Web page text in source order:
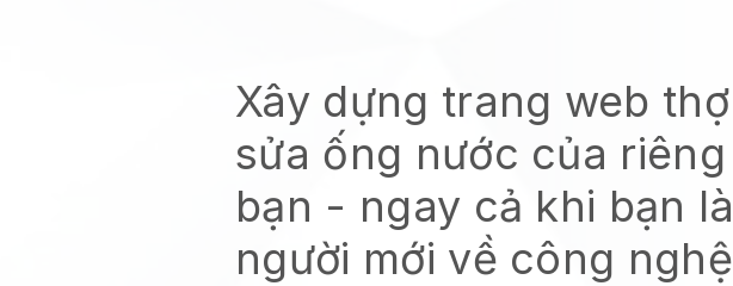
Xây dựng trang web thợ
sửa ống nước của riêng
bạn - ngay cả khi bạn là
người mới về công nghệ